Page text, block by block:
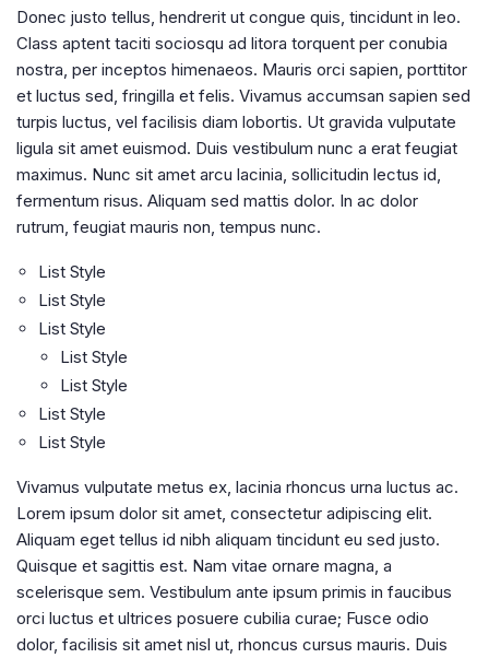
Donec justo tellus, hendrerit ut congue quis, tincidunt in leo.
Class aptent taciti sociosqu ad litora torquent per conubia
nostra, per inceptos himenaeos. Mauris orci sapien, porttitor
et luctus sed, fringilla et felis. Vivamus accumsan sapien sed
turpis luctus, vel facilisis diam lobortis. Ut gravida vulputate
ligula sit amet euismod. Duis vestibulum nunc a erat feugiat
maximus. Nunc sit amet arcu lacinia, sollicitudin lectus id,
fermentum risus. Aliquam sed mattis dolor. In ac dolor
rutrum, feugiat mauris non, tempus nunc.
List Style
List Style
List Style
List Style
List Style
List Style
List Style
Vivamus vulputate metus ex, lacinia rhoncus urna luctus ac.
Lorem ipsum dolor sit amet, consectetur adipiscing elit.
Aliquam eget tellus id nibh aliquam tincidunt eu sed justo.
Quisque et sagittis est. Nam vitae ornare magna, a
scelerisque sem. Vestibulum ante ipsum primis in faucibus
orci luctus et ultrices posuere cubilia curae; Fusce odio
dolor, facilisis sit amet nisl ut, rhoncus cursus mauris. Duis